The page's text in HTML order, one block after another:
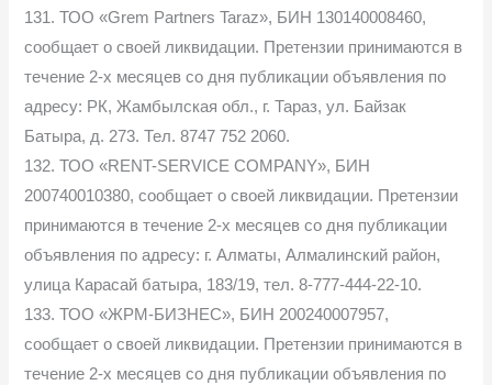
131. ТОО «Grem Partners Taraz», БИН 130140008460,
сообщает о своей ликвидации. Претензии принимаются в
течение 2-х месяцев со дня публикации объявления по
адресу: РК, Жамбылская обл., г. Тараз, ул. Байзак
Батыра, д. 273. Тел. 8747 752 2060.
132. ТОО «RENT-SERVICE COMPANY», БИН
200740010380, сообщает о своей ликвидации. Претензии
принимаются в течение 2-х месяцев со дня публикации
объявления по адресу: г. Алматы, Алмалинский район,
улица Карасай батыра, 183/19, тел. 8-777-444-22-10.
133. ТОО «ЖРМ-БИЗНЕС», БИН 200240007957,
сообщает о своей ликвидации. Претензии принимаются в
течение 2-х месяцев со дня публикации объявления по